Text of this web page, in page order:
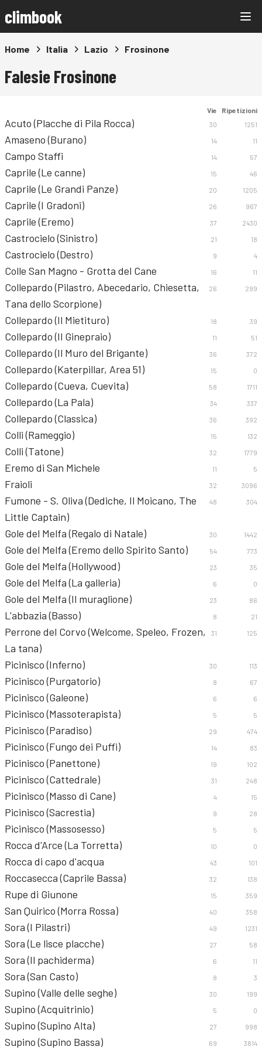
climbook
Home Italia Lazio Frosinone
Falesie Frosinone
Vie Ripetizioni
Acuto (Placche di Pila Rocca) 30 1251
Amaseno (Burano) 14 11
Campo Staffi 14 57
Caprile (Le canne) 15 46
Caprile (Le Grandi Panze) 20 1205
Caprile (I Gradoni) 26 967
Caprile (Eremo) 37 2430
Castrocielo (Sinistro) 21 18
Castrocielo (Destro) 9 4
Colle San Magno - Grotta del Cane 16 11
Collepardo (Pilastro, Abecedario, Chiesetta,
Tana dello Scorpione)
26 299
Collepardo (Il Mietituro) 18 39
Collepardo (Il Ginepraio) 11 51
Collepardo (Il Muro del Brigante) 36 372
Collepardo (Katerpillar, Area 51) 15 0
Collepardo (Cueva, Cuevita) 58 1711
Collepardo (La Pala) 34 337
Collepardo (Classica) 36 392
Colli (Rameggio) 15 132
Colli (Tatone) 32 1779
Eremo di San Michele 11 5
Fraioli 32 3096
Fumone - S. Oliva (Dediche, Il Moicano, The
Little Captain)
48 304
Gole del Melfa (Regalo di Natale) 30 1442
Gole del Melfa (Eremo dello Spirito Santo) 54 773
Gole del Melfa (Hollywood) 23 35
Gole del Melfa (La galleria) 6 0
Gole del Melfa (Il muraglione) 23 86
L'abbazia (Basso) 8 21
Perrone del Corvo (Welcome, Speleo, Frozen,
La tana)
31 125
Picinisco (Inferno) 30 113
Picinisco (Purgatorio) 8 67
Picinisco (Galeone) 6 6
Picinisco (Massoterapista) 5 5
Picinisco (Paradiso) 29 474
Picinisco (Fungo dei Puffi) 14 83
Picinisco (Panettone) 19 102
Picinisco (Cattedrale) 31 248
Picinisco (Masso di Cane) 4 15
Picinisco (Sacrestia) 9 28
Picinisco (Massosesso) 5 5
Rocca d'Arce (La Torretta) 10 0
Rocca di capo d'acqua 43 101
Roccasecca (Caprile Bassa) 32 138
Rupe di Giunone 15 359
San Quirico (Morra Rossa) 40 358
Sora (I Pilastri) 49 1231
Sora (Le lisce placche) 27 58
Sora (Il pachiderma) 6 11
Sora (San Casto) 8 3
Supino (Valle delle seghe) 30 199
Supino (Acquitrinio) 5 0
Supino (Supino Alta) 27 998
Supino (Supino Bassa) 69 3814